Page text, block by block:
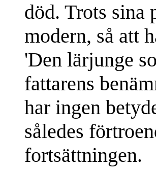
död. Trots sina
modern, så att
'Den lärjunge
fattarens
har ingen
således
fortsättningen.